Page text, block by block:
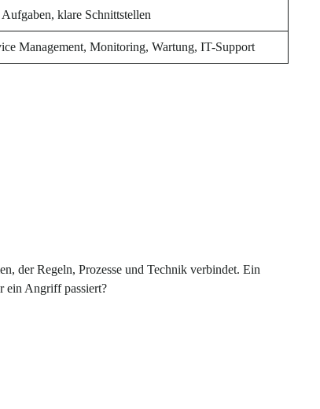
Aufgaben, klare Schnittstellen
Management, Monitoring, Wartung, IT-Support
der Regeln, Prozesse und Technik verbindet. Ein
ein Angriff passiert?